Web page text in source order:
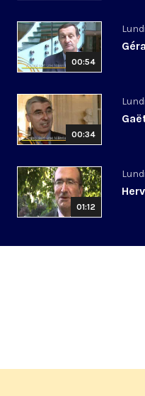
00:54
00:34
01:12